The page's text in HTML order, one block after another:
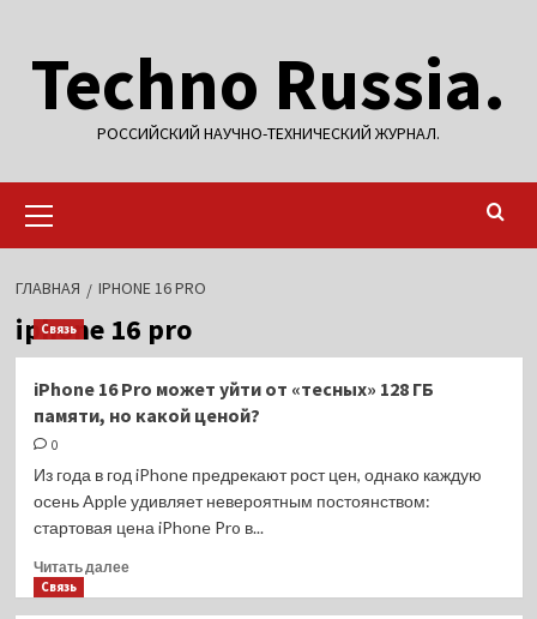
содержимому
Techno Russia.
РОССИЙСКИЙ НАУЧНО-ТЕХНИЧЕСКИЙ ЖУРНАЛ.
меню
ГЛАВНАЯ IPHONE 16 PRO
iphone 16 pro
Связь
iPhone 16 Pro может уйти от «тесных» 128 ГБ
памяти, но какой ценой?
0
Из года в год iPhone предрекают рост цен, однако каждую
осень Apple удивляет невероятным постоянством:
стартовая цена iPhone Pro в...
Читать далееПрочитать
Связь